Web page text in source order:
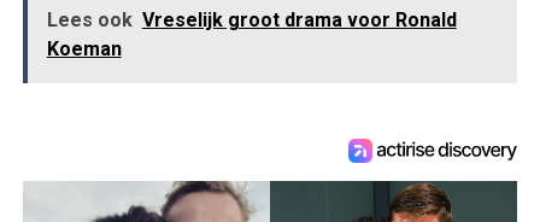
Lees ook Vreselijk groot drama voor Ronald
Koeman